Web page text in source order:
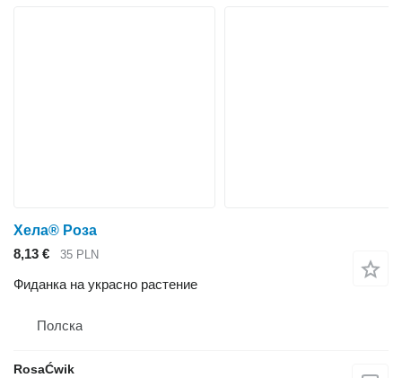
Хела® Роза
8,13 €
35 PLN
Фиданка на украсно растение
Полска
RosaĆwik